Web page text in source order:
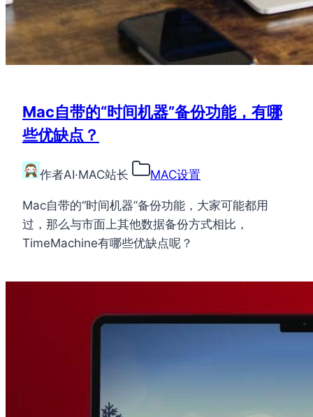
Mac自带的“时间机器”备份功能，有哪
些优缺点？
作者AI·MAC站长 MAC设置
Mac自带的“时间机器”备份功能，大家可能都用
过，那么与市面上其他数据备份方式相比，
TimeMachine有哪些优缺点呢？